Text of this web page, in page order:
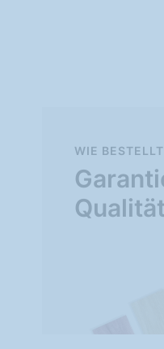
Qualität
WIE BESTELLT